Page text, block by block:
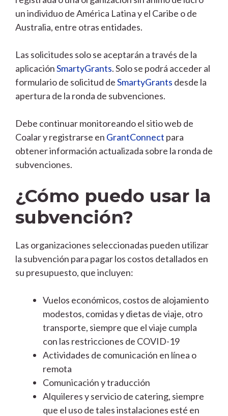
un individuo de América Latina y el Caribe o de
Australia, entre otras entidades.
Las solicitudes solo se aceptarán a través de la
aplicaciónSmartyGrants. Solo se podrá acceder al
formulario de solicitud deSmartyGrants desde la
apertura de la ronda de subvenciones.
Debe continuar monitoreando el sitio web de
Coalar y registrarse en GrantConnect para
obtener información actualizada sobre la ronda de
subvenciones.
¿Cómo puedo usar la
subvención?
Las organizaciones seleccionadas pueden utilizar
la subvención para pagar los costos detallados en
su presupuesto, que incluyen:
Vuelos económicos, costos de alojamiento
modestos, comidas y dietas de viaje, otro
transporte, siempre que el viaje cumpla
con las restricciones de COVID-19
Actividades de comunicación en línea o
remota
Comunicación y traducción
Alquileres y servicio de catering, siempre
que el uso de tales instalaciones esté en